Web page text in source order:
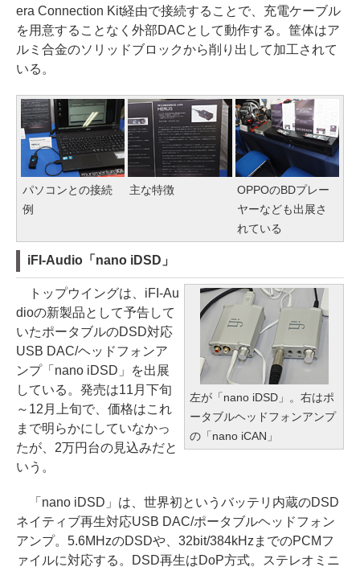
era Connection Kit経由で接続することで、充電ケーブル
を用意することなく外部DACとして動作する。筐体はア
ルミ合金のソリッドブロックから削り出して加工されて
いる。
パソコンとの接続
例
主な特徴
OPPOのBDプレー
ヤーなども出展さ
れている
iFI-Audio「nano iDSD」
左が「nano iDSD」。右はポ
ータブルヘッドフォンアンプ
の「nano iCAN」
トップウイングは、iFI-Au
dioの新製品として予告して
いたポータブルのDSD対応
USB DAC/ヘッドフォンア
ンプ「nano iDSD」を出展
している。発売は11月下旬
～12月上旬で、価格はこれ
まで明らかにしていなかっ
たが、2万円台の見込みだと
いう。
「nano iDSD」は、世界初というバッテリ内蔵のDSD
ネイティブ再生対応USB DAC/ポータブルヘッドフォン
アンプ。5.6MHzのDSDや、32bit/384kHzまでのPCMフ
ァイルに対応する。DSD再生はDoP方式。ステレオミニ